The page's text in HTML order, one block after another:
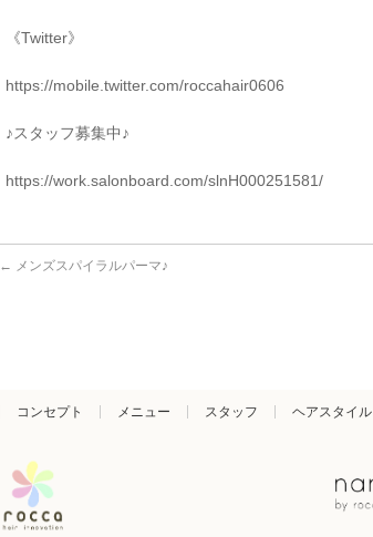
《Twitter》
https://mobile.twitter.com/roccahair0606
♪スタッフ募集中♪
https://work.salonboard.com/slnH000251581/
← メンズスパイラルパーマ♪
コンセプト メニュー スタッフ ヘアスタイル